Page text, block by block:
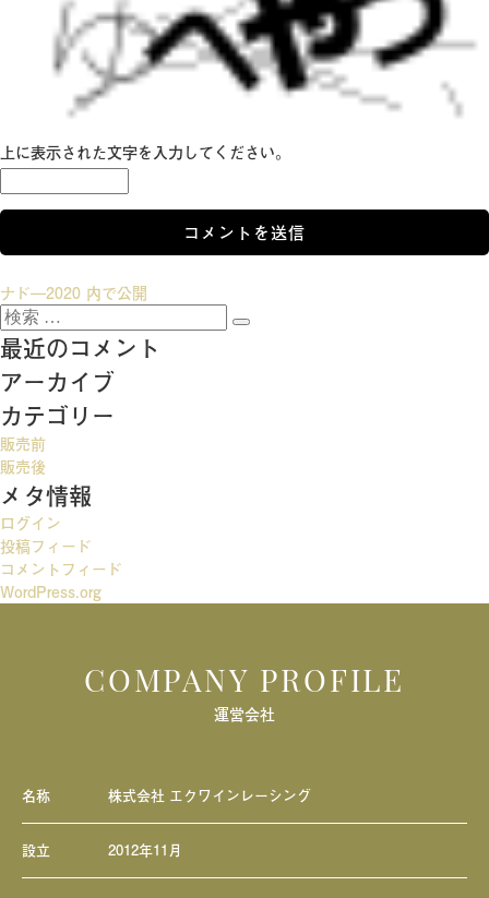
上に表示された文字を入力してください。
投
稿
ナ
ビ
ゲ
ー
シ
ョ
ン
ナド―2020 内で公開
検
索:
検
最近のコメント
アーカイブ
カテゴリー
販売前
販売後
メタ情報
ログイン
投稿フィード
コメントフィード
WordPress.org
COMPANY PROFILE
運営会社
名称 株式会社 エクワインレーシング
設立 2012年11月